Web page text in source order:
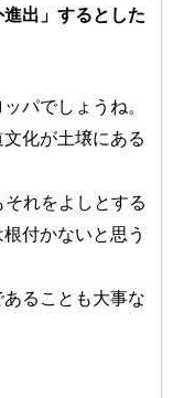
出」するとした
パでしょうね。
化が土壌にある
れをよしとする
付かないと思う
ることも大事な